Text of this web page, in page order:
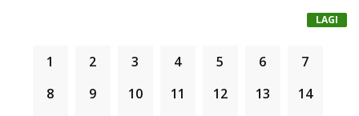
LAGI
1 2 3 4 5 6
7
8
9 10 11 12 13
14